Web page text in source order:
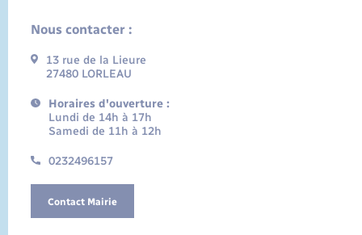
Nous contacter :
13 rue de la Lieure
27480 LORLEAU
Horaires d'ouverture :
Lundi de 14h à 17h
Samedi de 11h à 12h
0232496157
Contact Mairie